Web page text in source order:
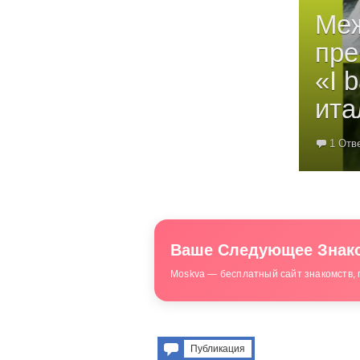
«I
1
Ваше Следующее
Moskva — бесплатный сайт
Публикация